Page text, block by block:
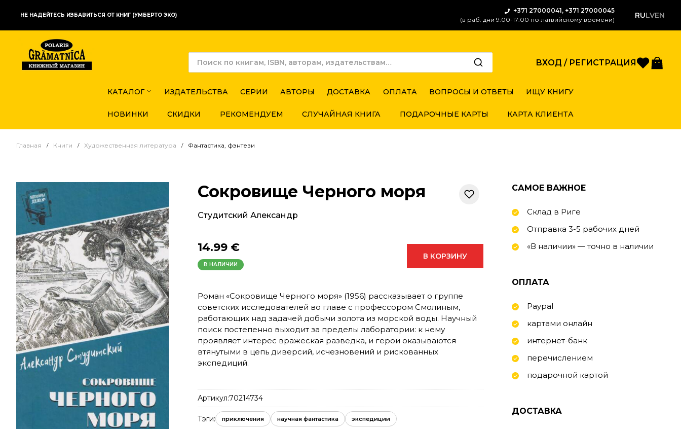
НЕ НАДЕЙТЕСЬ ИЗБАВИТЬСЯ ОТ КНИГ (УМБЕРТО ЭКО)
+371 27000041, +371 27000045
(в раб. дни 9:00-17:00 по латвийскому времени)
RULVEN
ВХОД / РЕГИСТРАЦИЯ
КАТАЛОГ ИЗДАТЕЛЬСТВА СЕРИИ АВТОРЫ ДОСТАВКА ОПЛАТА ВОПРОСЫ И ОТВЕТЫ ИЩУ КНИГУ
НОВИНКИ СКИДКИ РЕКОМЕНДУЕМ СЛУЧАЙНАЯ КНИГА ПОДАРОЧНЫЕ КАРТЫ КАРТА КЛИЕНТА
Главная Книги Художественная литература Фантастика, фэнтези
Сокровище Черного моря
Студитский Александр
14.99 €
В НАЛИЧИИ
В КОРЗИНУ
Роман «Сокровище Черного моря» (1956) рассказывает о группе
советских исследователей во главе с профессором Смолиным,
работающих над задачей добычи золота из морской воды. Научный
поиск постепенно выходит за пределы лаборатории: к нему
проявляет интерес вражеская разведка, и герои оказываются
втянутыми в цепь диверсий, исчезновений и рискованных
экспедиций.
Артикул:70214734
Тэги: приключения научная фантастика экспедиции
САМОЕ ВАЖНОЕ
Склад в Риге
Отправка 3-5 рабочих дней
«В наличии» — точно в наличии
ОПЛАТА
Paypal
картами онлайн
интернет-банк
перечислением
подарочной картой
ДОСТАВКА